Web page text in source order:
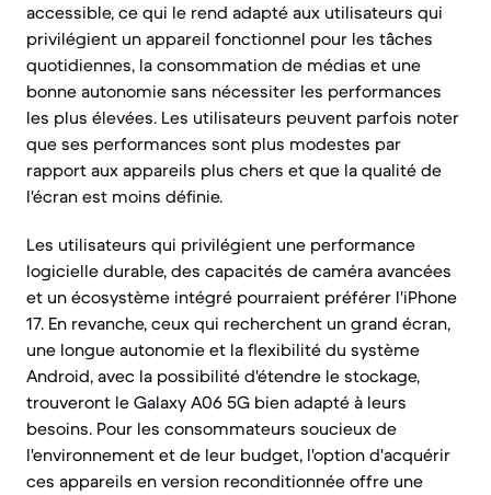
accessible, ce qui le rend adapté aux utilisateurs qui
privilégient un appareil fonctionnel pour les tâches
quotidiennes, la consommation de médias et une
bonne autonomie sans nécessiter les performances
les plus élevées. Les utilisateurs peuvent parfois noter
que ses performances sont plus modestes par
rapport aux appareils plus chers et que la qualité de
l'écran est moins définie.
Les utilisateurs qui privilégient une performance
logicielle durable, des capacités de caméra avancées
et un écosystème intégré pourraient préférer l'iPhone
17. En revanche, ceux qui recherchent un grand écran,
une longue autonomie et la flexibilité du système
Android, avec la possibilité d'étendre le stockage,
trouveront le Galaxy A06 5G bien adapté à leurs
besoins. Pour les consommateurs soucieux de
l'environnement et de leur budget, l'option d'acquérir
ces appareils en version reconditionnée offre une